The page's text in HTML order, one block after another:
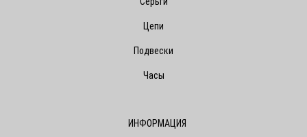
Цепи
Подвески
Часы
ИНФОРМАЦИЯ